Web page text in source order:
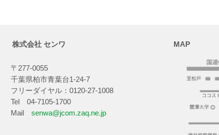
株式会社 センワ
〒277-0055
千葉県柏市青葉台1-24-7
フリーダイヤル：0120-27-1008
Tel 04-7105-1700
Mail senwa@jcom.zaq.ne.jp
MAP